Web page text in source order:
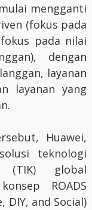
mengganti
(fokus pada
pada nilai
dengan
layanan
layanan yang
Huawei,
teknologi
(TIK) global
ROADS
DIY, and Social)